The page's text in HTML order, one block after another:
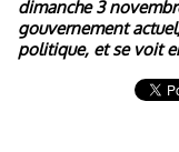
dimanche 3
gouvernement
politique, et se voit